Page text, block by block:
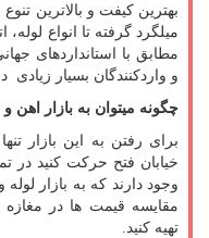
بهترین کیفت و بالاترین
میلگرد گرفته تا انواع
مطابق با استانداردهای
و واردکنندگان بسیار زیادی
چگونه میتوان به بازار اهن
برای رفتن به این بازار
خیابان فتح حرکت کنید در
وجود دارند که به بازار
مقایسه قیمت ها در
تهیه کنید.